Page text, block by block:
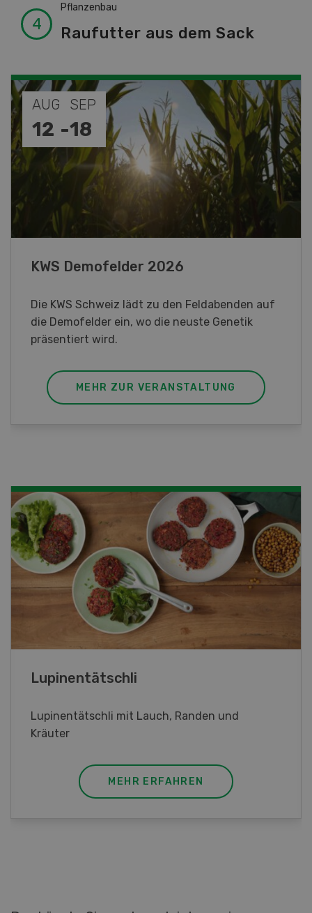
Pflanzenbau
Raufutter aus dem Sack
AUG
13 -
SEP
18
KWS Demofelder 2026
Die KWS Schweiz lädt zu den Feldabenden auf
die Demofelder ein, wo die neuste Genetik
präsentiert wird.
MEHR ZUR VERANSTALTUNG
Frühlingsrollen
Frühlingsrollen mit Poulet
MEHR ERFAHREN